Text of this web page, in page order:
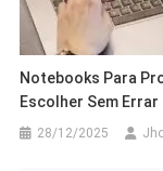
Notebooks Para
Escolher Sem Errar
28/12/2025